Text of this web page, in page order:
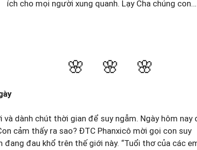
ích cho mọi người xung quanh. Lạy Cha chúng con…
🌸 🌸 🌸
và dành chút thời gian để suy ngẫm. Ngày hôm nay
cảm thấy ra sao? ĐTC Phanxicô mời gọi con suy
đang đau khổ trên thế giới này. “Tuổi thơ của các